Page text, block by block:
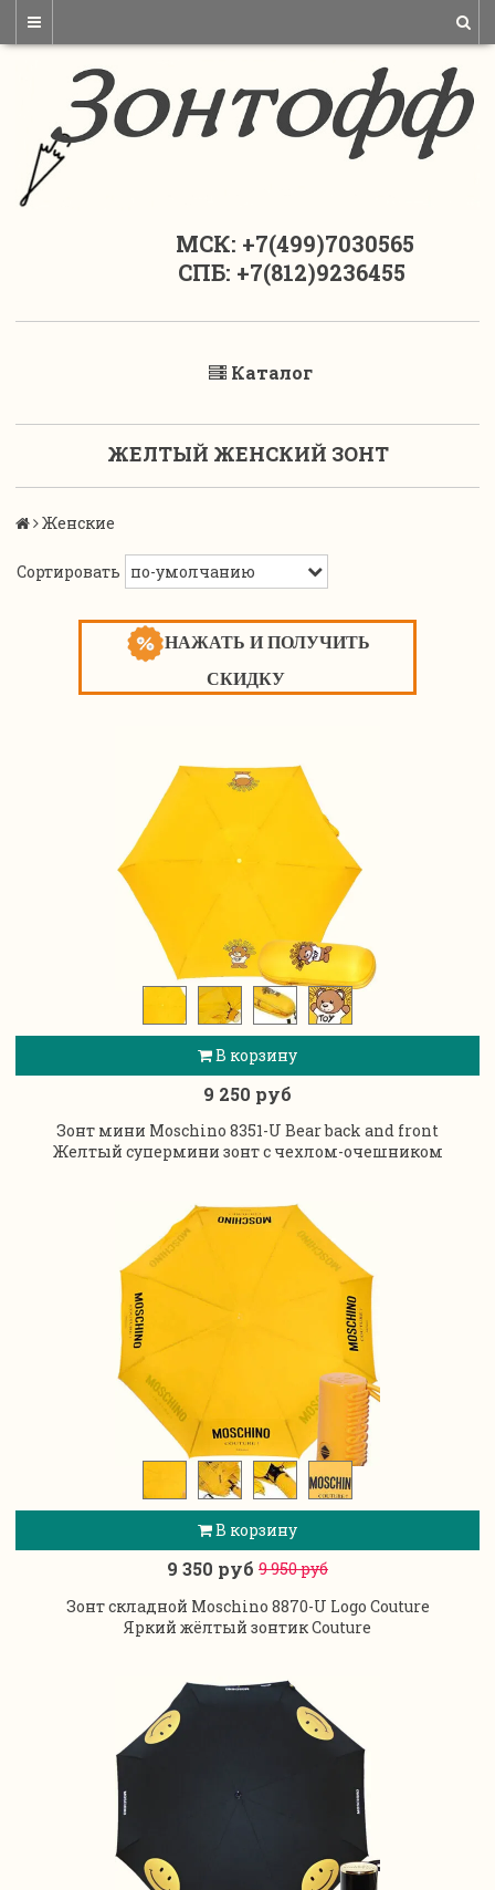
МСК: +7(499)7030565
СПБ: +7(812)9236455
Каталог
ЖЕЛТЫЙ ЖЕНСКИЙ ЗОНТ
Женские
Сортировать
НАЖАТЬ И ПОЛУЧИТЬ
СКИДКУ
В корзину
9 250 руб
Зонт мини Moschino 8351-U Bear back and front
Желтый супермини зонт с чехлом-очешником
В корзину
9 350 руб 9 950 руб
Зонт складной Moschino 8870-U Logo Couture
Яркий жёлтый зонтик Couture